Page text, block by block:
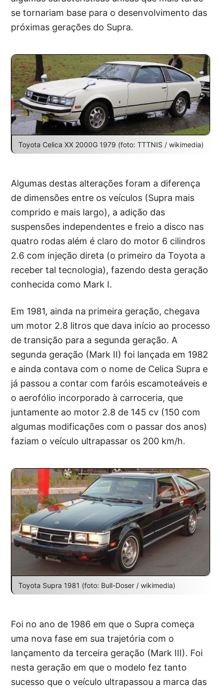
se tornariam base para o desenvolvimento das
próximas gerações do Supra.
Toyota Celica XX 2000G 1979 (foto: TTTNIS / wikimedia)
Algumas destas alterações foram a diferença
de dimensões entre os veículos (Supra mais
comprido e mais largo), a adição das
suspensões independentes e freio a disco nas
quatro rodas além é claro do motor 6 cilindros
2.6 com injeção direta (o primeiro da Toyota a
receber tal tecnologia), fazendo desta geração
conhecida como Mark I.
Em 1981, ainda na primeira geração, chegava
um motor 2.8 litros que dava início ao processo
de transição para a segunda geração. A
segunda geração (Mark II) foi lançada em 1982
e ainda contava com o nome de Celica Supra e
já passou a contar com faróis escamoteáveis e
o aerofólio incorporado à carroceria, que
juntamente ao motor 2.8 de 145 cv (150 com
algumas modificações com o passar dos anos)
faziam o veículo ultrapassar os 200 km/h.
Toyota Supra 1981 (foto: Bull-Doser / wikimedia)
Foi no ano de 1986 em que o Supra começa
uma nova fase em sua trajetória com o
lançamento da terceira geração (Mark III). Foi
nesta geração em que o modelo fez tanto
sucesso que o veículo ultrapassou a marca das